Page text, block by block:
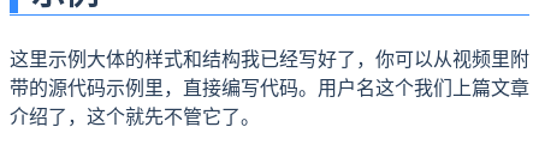
这里示例大体的样式和结构我已经写好了，你可以从视频里附
带的源代码示例里，直接编写代码。用户名这个我们上篇文章
介绍了，这个就先不管它了。